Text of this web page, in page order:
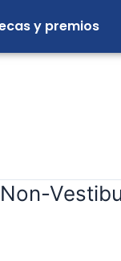
y premios